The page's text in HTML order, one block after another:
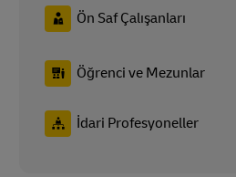
Ön Saf Çalışanları
Öğrenci ve Mezunlar
İdari Profesyoneller